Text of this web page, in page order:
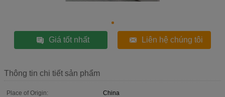
Giá tốt nhất Liên hệ chúng tôi
Thông tin chi tiết sản phẩm
Place of Origin:
China